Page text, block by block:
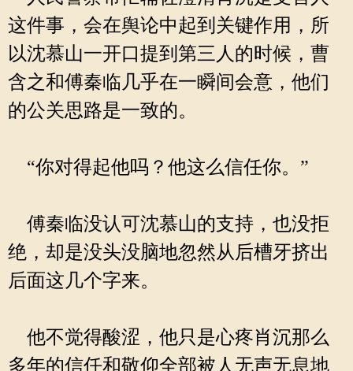
这件事，会在舆论中起到关键作用，所
以沈慕山一开口提到第三人的时候，曹
含之和傅秦临几乎在一瞬间会意，他们
的公关思路是一致的。
“你对得起他吗？他这么信任你。”
傅秦临没认可沈慕山的支持，也没拒
绝，却是没头没脑地忽然从后槽牙挤出
后面这几个字来。
他不觉得酸涩，他只是心疼肖沉那么
多年的信任和敬仰全部被人无声无息地